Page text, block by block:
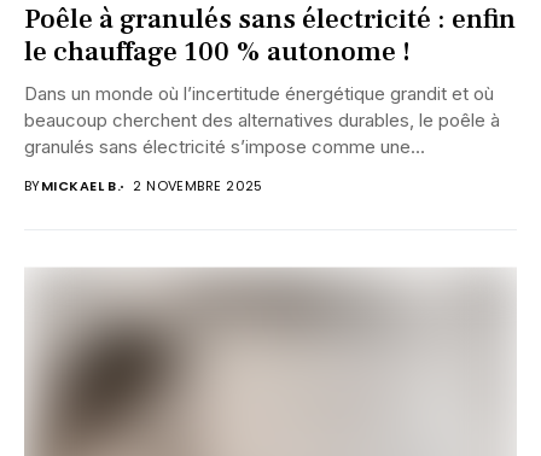
Poêle à granulés sans électricité : enfin
le chauffage 100 % autonome !
Dans un monde où l’incertitude énergétique grandit et où
beaucoup cherchent des alternatives durables, le poêle à
granulés sans électricité s’impose comme une...
BYMICKAEL B. 2 NOVEMBRE 2025